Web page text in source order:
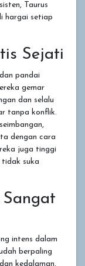
Taurus
hargai setiap
Sejati
pandai
gemar
dan selalu
tanpa konflik.
dengan cara
juga tinggi
tidak suka
Sangat
intens dalam
berpaling
kedalaman,